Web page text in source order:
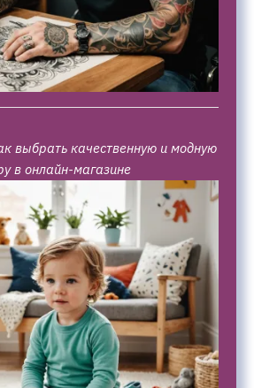
выбрать качественную и модную
в онлайн-магазине